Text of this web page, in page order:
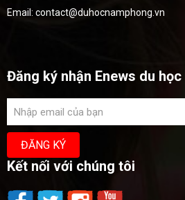
Email: contact@duhocnamphong.vn
Đăng ký nhận Enews du học
Kết nối với chúng tôi